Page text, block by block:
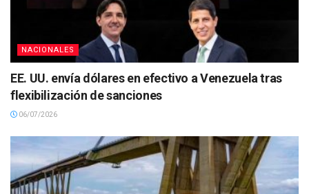
NACIONALES
EE. UU. envía dólares en efectivo a Venezuela tras
flexibilización de sanciones
06/07/2026